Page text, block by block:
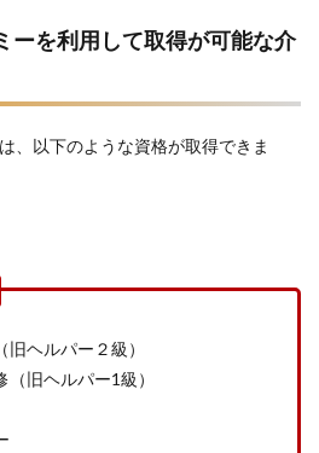
ーを利用して取得が可能な介
、以下のような資格が取得できま
旧ヘルパー２級）
（旧ヘルパー1級）